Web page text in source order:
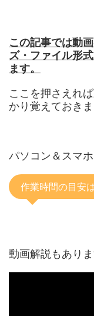
この記事では動
ズ・ファイル形
ます。
ここを押さえれ
かり覚えておきま
パソコン＆スマ
作業時間の目安
動画解説もありま